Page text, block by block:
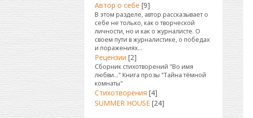
Автор о себе [9]
В этом разделе, автор рассказывает о
себе не только, как о творческой
личности, но и как о журналисте. О
своем пути в журналистике, о победах
и поражениях...
Рецензии [2]
Сборник стихотворений "Во имя
любви..." Книга прозы "Тайна тёмной
комнаты"
Стихотворения [4]
SUMMER HOUSE [24]